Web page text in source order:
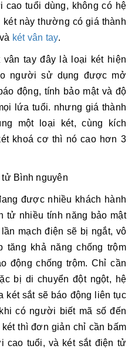
cao tuổi dùng, không có hệ
này thường có giá thành
két vân tay.
tay đây là loại két hiện
người sử dụng được mở
động, tính bảo mật và độ
lứa tuổi. nhưng giá thành
một loại két, cùng kích
khoá cơ thì nó cao hơn 3
được nhiều khách hành
tử nhiều tính năng bảo mật
mạch điện sẽ bị ngắt, vô
tăng khả năng chống trộm
động chống trộm. Chỉ cần
bị di chuyển đột ngột, hệ
két sắt sẽ báo động liên tục
có người biết mã số đến
thì đơn giản chỉ cần bấm
cao tuổi, và két sắt điện tử